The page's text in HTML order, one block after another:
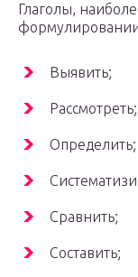
Глаголы,
формулировании
Выявить;
Рассмотреть;
Определить;
Сравнить;
Составить;